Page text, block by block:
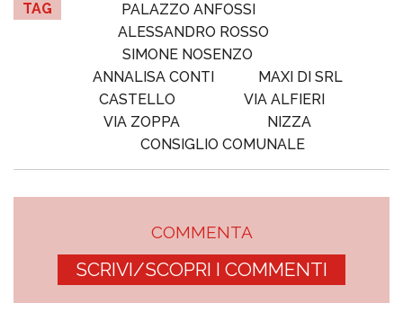
TAG
PALAZZO ANFOSSI
ALESSANDRO ROSSO
SIMONE NOSENZO
ANNALISA CONTI
MAXI DI SRL
CASTELLO
VIA ALFIERI
VIA ZOPPA
NIZZA
CONSIGLIO COMUNALE
COMMENTA
SCRIVI/SCOPRI I COMMENTI